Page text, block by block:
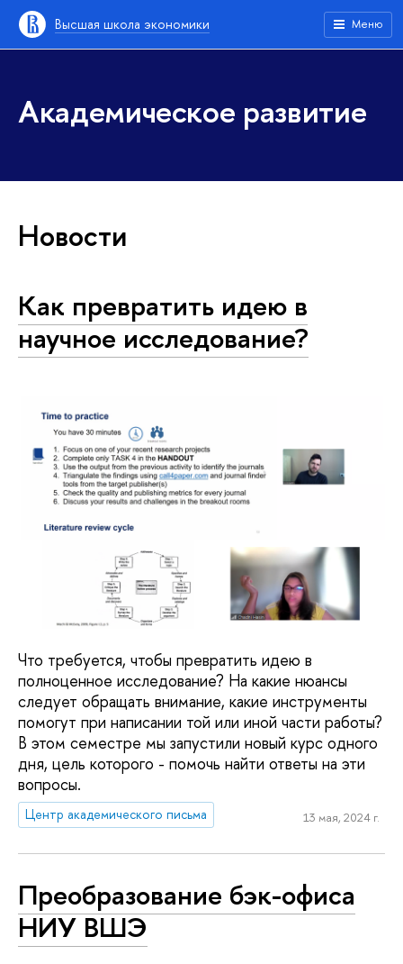
Высшая школа экономики Меню
Академическое развитие
Новости
Как превратить идею в
научное исследование?
Что требуется, чтобы превратить идею в
полноценное исследование? На какие нюансы
следует обращать внимание, какие инструменты
помогут при написании той или иной части работы?
В этом семестре мы запустили новый курс одного
дня, цель которого - помочь найти ответы на эти
вопросы.
Центр академического письма 13 мая, 2024 г.
Преобразование бэк-офиса
НИУ ВШЭ